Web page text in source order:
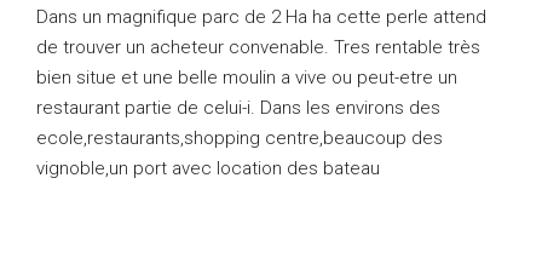
Dans un magnifique parc de 2 Ha ha cette perle attend
de trouver un acheteur convenable. Tres rentable très
bien situe et une belle moulin a vive ou peut-etre un
restaurant partie de celui-i. Dans les environs des
ecole,restaurants,shopping centre,beaucoup des
vignoble,un port avec location des bateau